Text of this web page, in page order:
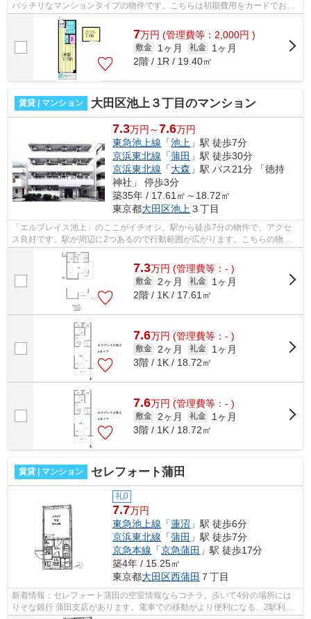
バッチリなマンションタイプの物件です。こちらは初期費用をカードでお支
払いいただける物件なので、支払い手続...
7万円 (管理費等：2,000円 )
敷金 1ヶ月 礼金
1ヶ月
2階 / 1R / 19.40㎡
賃貸 | マンション 大田区池上３丁目のマンション
7.3万円～7.6万円
東急池上線 「池上 」駅 徒歩7分
京浜東北線 「蒲田 」駅 徒歩30分
京浜東北線 「大森 」駅 バス21分 「徳持
神社」 停歩3分
築35年 / 17.61㎡～18.72㎡
東京都大田区池上 ３丁目
「エルプレイス池上」のここがイチオシ。駅から徒歩7分の物件で、アクセ
ス良好です。駅が周辺に2つあるので行動範囲が広がります。こちらの物件
はマンションです。大田区エリアと東急...
7.3万円 (管理費等：- )
敷金 2ヶ月 礼金
1ヶ月
2階 / 1K / 17.61㎡
7.6万円 (管理費等：- )
敷金 2ヶ月 礼金
1ヶ月
3階 / 1K / 18.72㎡
7.6万円 (管理費等：- )
敷金 2ヶ月 礼金
1ヶ月
3階 / 1K / 18.72㎡
賃貸 | マンション セレフォート蒲田
礼0
7.7万円
東急池上線 「蓮沼 」駅 徒歩6分
京浜東北線 「蒲田 」駅 徒歩7分
京急本線 「京急蒲田 」駅 徒歩17分
築4年 / 15.25㎡
東京都大田区西蒲田 ７丁目
新着情報：セレフォート蒲田の空室情報ならコチラ。歩いて4分の場所には
りそな銀行 蒲田支店があります。電車での移動がより便利になる、2駅利用